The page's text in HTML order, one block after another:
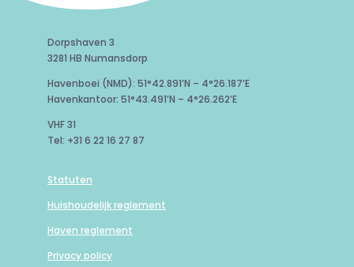
Dorpshaven 3
3281 HB Numansdorp
Havenboei (NMD): 51°42.891’N – 4°26.187’E
Havenkantoor: 51°43.491’N – 4°26.262’E
VHF 31
Tel: +31 6 22 16 27 87
Statuten
Huishoudelijk reglement
Haven reglement
Privacy policy